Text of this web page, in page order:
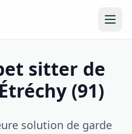
sitter de
(91)
solution de garde